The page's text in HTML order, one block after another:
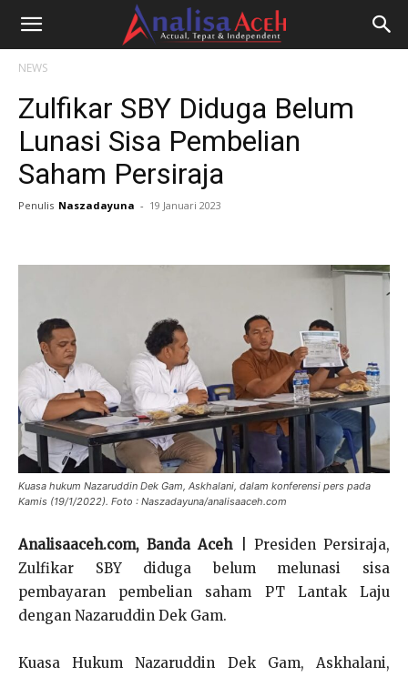
NEWS
Zulfikar SBY Diduga Belum
Lunasi Sisa Pembelian
Saham Persiraja
Penulis Naszadayuna - 19 Januari 2023
Kuasa hukum Nazaruddin Dek Gam, Askhalani, dalam konferensi pers pada
Kamis (19/1/2022). Foto : Naszadayuna/analisaaceh.com
Analisaaceh.com, Banda Aceh| Presiden Persiraja,
Zulfikar SBY diduga belum melunasi sisa
pembayaran pembelian saham PT Lantak Laju
dengan Nazaruddin Dek Gam.
Kuasa Hukum Nazaruddin Dek Gam, Askhalani,